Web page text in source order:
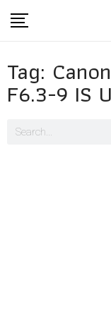
Tag:
F6.3-9 IS